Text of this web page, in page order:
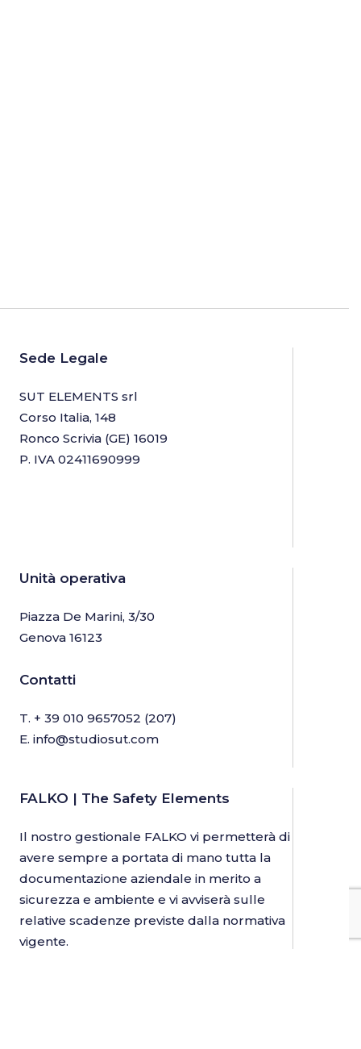
Sede Legale
SUT ELEMENTS srl
Corso Italia, 148
Ronco Scrivia (GE) 16019
P. IVA 02411690999
Unità operativa
Piazza De Marini, 3/30
Genova 16123
Contatti
T. + 39 010 9657052 (207)
E. info@studiosut.com
FALKO | The Safety Elements
Il nostro gestionale FALKO vi permetterà di
avere sempre a portata di mano tutta la
documentazione aziendale in merito a
sicurezza e ambiente e vi avviserà sulle
relative scadenze previste dalla normativa
vigente.